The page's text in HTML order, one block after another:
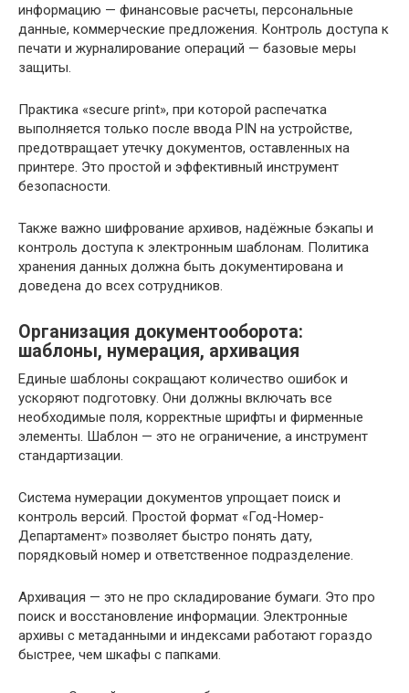
информацию — финансовые расчеты, персональные
данные, коммерческие предложения. Контроль доступа к
печати и журналирование операций — базовые меры
защиты.
Практика «secure print», при которой распечатка
выполняется только после ввода PIN на устройстве,
предотвращает утечку документов, оставленных на
принтере. Это простой и эффективный инструмент
безопасности.
Также важно шифрование архивов, надёжные бэкапы и
контроль доступа к электронным шаблонам. Политика
хранения данных должна быть документирована и
доведена до всех сотрудников.
Организация документооборота:
шаблоны, нумерация, архивация
Единые шаблоны сокращают количество ошибок и
ускоряют подготовку. Они должны включать все
необходимые поля, корректные шрифты и фирменные
элементы. Шаблон — это не ограничение, а инструмент
стандартизации.
Система нумерации документов упрощает поиск и
контроль версий. Простой формат «Год-Номер-
Департамент» позволяет быстро понять дату,
порядковый номер и ответственное подразделение.
Архивация — это не про складирование бумаги. Это про
поиск и восстановление информации. Электронные
архивы с метаданными и индексами работают гораздо
быстрее, чем шкафы с папками.